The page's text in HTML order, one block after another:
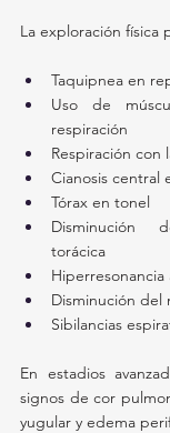
La exploración física
Taquipnea en
Uso de
respiración
Respiración con
Cianosis central
Tórax en tonel
Disminución
torácica
Hiperresonancia
Disminución del
Sibilancias
En estadios
signos de cor
yugular y edema